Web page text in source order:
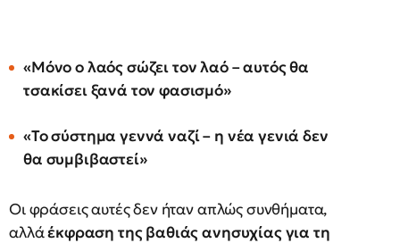
«Μόνο ο λαός σώζει τον λαό – αυτός θα
τσακίσει ξανά τον φασισμό»
«Το σύστημα γεννά ναζί – η νέα γενιά δεν
θα συμβιβαστεί»
Οι φράσεις αυτές δεν ήταν απλώς συνθήματα,
αλλάέκφραση της βαθιάς ανησυχίας για τη